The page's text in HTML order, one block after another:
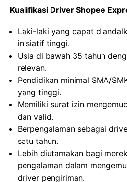
Kualifikasi Driver Shopee
Laki-laki yang dapat
inisiatif tinggi.
Usia di bawah 35 tahun
relevan.
Pendidikan minimal SMA/
yang tinggi.
Memiliki surat izin
dan valid.
Berpengalaman sebagai
satu tahun.
Lebih diutamakan bagi
pengalaman dalam
driver pengiriman.